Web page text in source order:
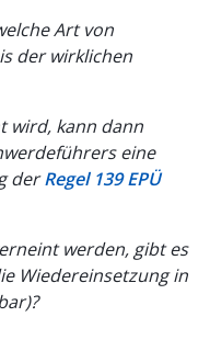
Art von
der wirklichen
wird, kann dann
eine
derRegel 139 EPÜ
werden, gibt es
Wiedereinsetzung in